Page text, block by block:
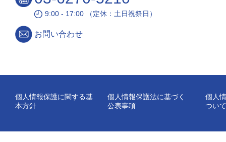
9:00 - 17:00 （定休：土日祝祭日）
お問い合わせ
個人情報保護に関する基
本方針
個人情報保護法に基づく
公表事項
個人
ついて